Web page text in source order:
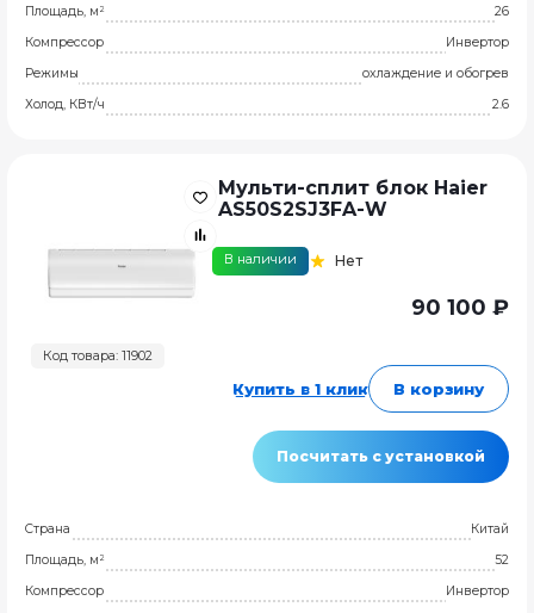
Площадь, м²
26
Компрессор
Инвертор
Режимы
охлаждение и обогрев
Холод, КВт/ч
2.6
Код товара: 11902
Мульти-сплит блок Haier
AS50S2SJ3FA-W
В наличии Нет
90 100 ₽
Купить в 1 клик В корзину
Посчитать с установкой
Страна
Китай
Площадь, м²
52
Компрессор
Инвертор